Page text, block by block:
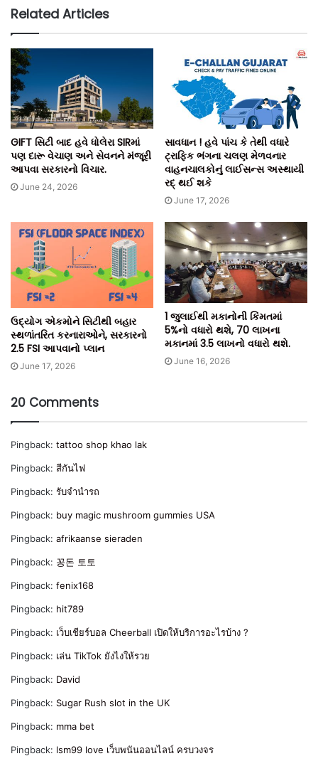
Related Articles
GIFT સિટી બાદ હવે ધોલેરા SIRમાં
પણ દારૂ વેચાણ અને સેવનને મંજૂરી
આપવા સરકારનો વિચાર.
June 24, 2026
સાવધાન ! હવે પાંચ કે તેથી વધારે
ટ્રાફિક ભંગના ચલણ મેળવનાર
વાહનચાલકોનું લાઈસન્સ અસ્થાયી
રદ્ થઈ શકે
June 17, 2026
ઉદ્યોગ એકમોને સિટીથી બહાર
સ્થળાંતરિત કરનારાઓને, સરકારનો
2.5 FSI આપવાનો પ્લાન
June 17, 2026
1 જુલાઈથી મકાનોની કિંમતમાં
5%નો વધારો થશે, 70 લાખના
મકાનમાં 3.5 લાખનો વધારો થશે.
June 16, 2026
20 Comments
Pingback: tattoo shop khao lak
Pingback: สีกันไฟ
Pingback: รับจํานํารถ
Pingback: buy magic mushroom gummies USA
Pingback: afrikaanse sieraden
Pingback: 꽁돈 토토
Pingback: fenix168
Pingback: hit789
Pingback: เว็บเชียร์บอล Cheerball เปิดให้บริการอะไรบ้าง ?
Pingback: เล่น TikTok ยังไงให้รวย
Pingback: David
Pingback: Sugar Rush slot in the UK
Pingback: mma bet
Pingback: lsm99 love เว็บพนันออนไลน์ ครบวงจร